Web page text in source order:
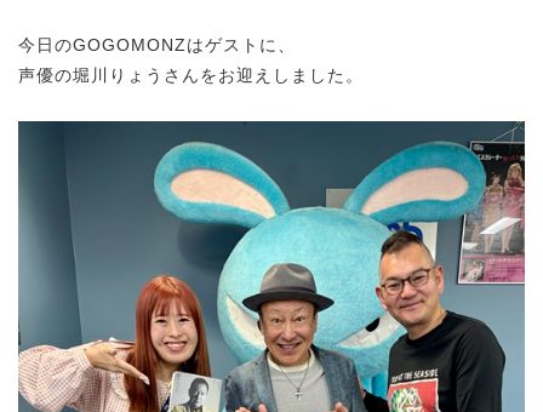
今日のGOGOMONZはゲストに、
声優の堀川りょうさんをお迎えしました。